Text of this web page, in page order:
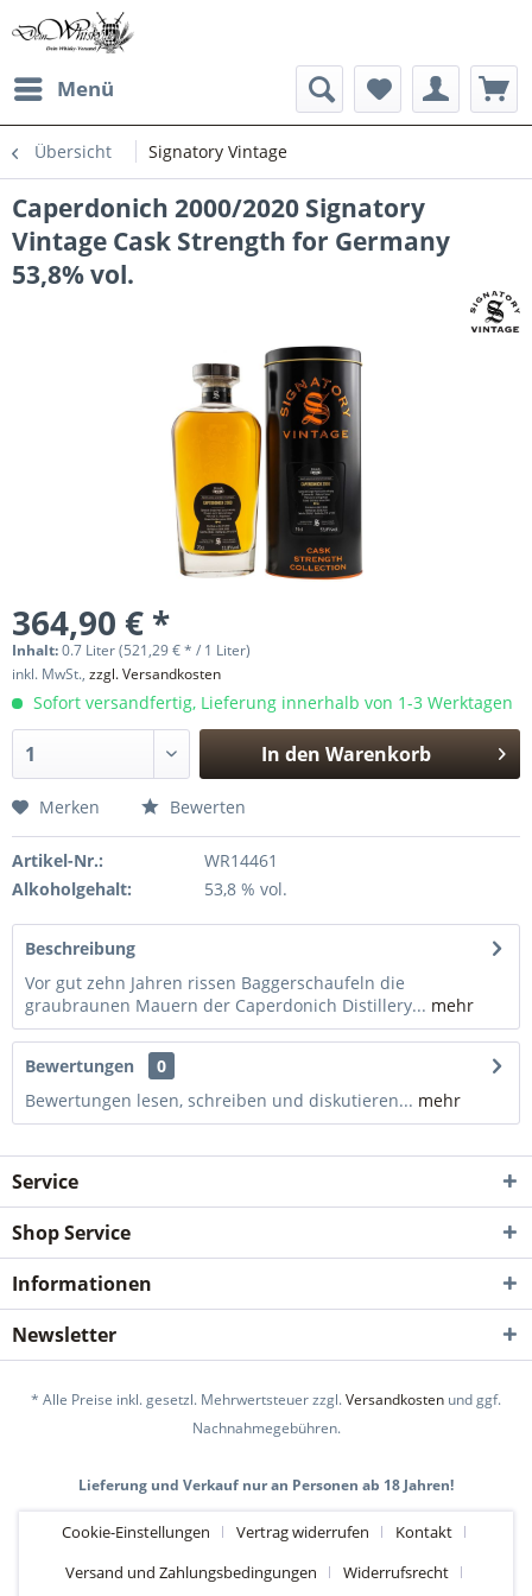
Menü
Übersicht Signatory Vintage
Caperdonich 2000/2020 Signatory
Vintage Cask Strength for Germany
53,8% vol.
364,90 € *
Inhalt:0.7 Liter (521,29 € * / 1 Liter)
inkl. MwSt., zzgl. Versandkosten
Sofort versandfertig, Lieferung innerhalb von 1-3 Werktagen
In den Warenkorb
Merken Bewerten
Artikel-Nr.:
WR14461
Alkoholgehalt:
53,8 % vol.
Beschreibung
Vor gut zehn Jahren rissen Baggerschaufeln die
graubraunen Mauern der Caperdonich Distillery... mehr
Bewertungen
0
Bewertungen lesen, schreiben und diskutieren... mehr
Service
Shop Service
Informationen
Newsletter
* Alle Preise inkl. gesetzl. Mehrwertsteuer zzgl.Versandkosten und ggf.
Nachnahmegebühren.
Lieferung und Verkauf nur an Personen ab 18 Jahren!
Cookie-Einstellungen Vertrag widerrufen
Kontakt
Versand und Zahlungsbedingungen
Widerrufsrecht